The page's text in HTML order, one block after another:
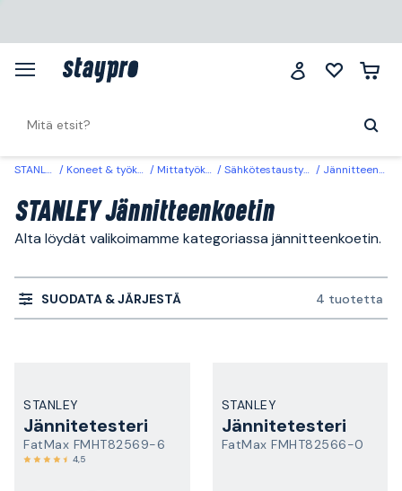
STANLEY Koneet & työkalut Mittatyökalut Sähkötestaustyökalut Jännitteenkoetin
STANLEY Jännitteenkoetin
Alta löydät valikoimamme kategoriassa jännitteenkoetin.
SUODATA & JÄRJESTÄ 4 tuotetta
STANLEY
Jännitetesteri
FatMax FMHT82569-6
4,5
STANLEY
Jännitetesteri
FatMax FMHT82566-0